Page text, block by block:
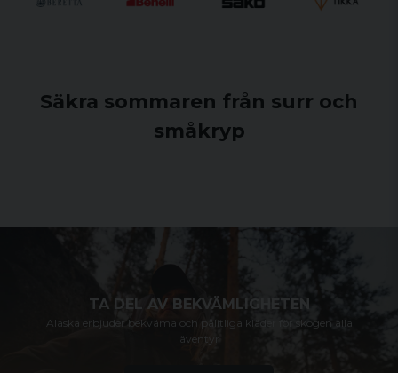
Säkra sommaren från surr och
småkryp
TA DEL AV BEKVÄMLIGHETEN
Alaska erbjuder bekväma och pålitliga kläder för skogen alla
äventyr